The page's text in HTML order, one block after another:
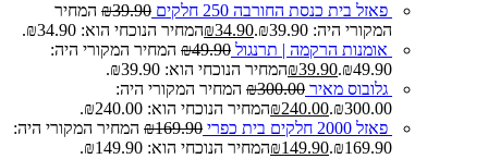
פאזל בית כנסת החורבה 250 חלקים ₪39.90
המחיר
המקורי היה: ₪39.90.
₪34.90
המחיר הנוכחי הוא: ₪34.90.
אומנות הרקמה | תרנגול
₪49.90
המחיר המקורי היה:
₪49.90.
₪39.90
המחיר הנוכחי הוא: ₪39.90.
גלובוס מאיר
₪300.00
המחיר המקורי היה:
₪300.00.
₪240.00
המחיר הנוכחי הוא: ₪240.00.
פאזל 2000 חלקים בית כפרי
₪169.90
המחיר המקורי היה:
₪169.90.
₪149.90
המחיר הנוכחי הוא: ₪149.90.